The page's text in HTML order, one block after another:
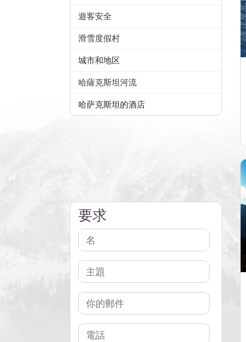
遊客安全
滑雪度假村
城市和地区
哈薩克斯坦河流
哈萨克斯坦的酒店
要求